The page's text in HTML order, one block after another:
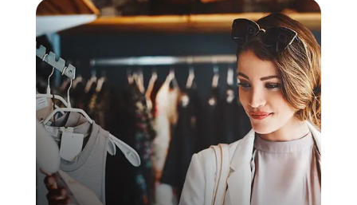
Állítson össze egy prémium lejátszási
listát butik zenei szolgáltatásunkkal. A
kiskereskedelmi üzletek, éttermek,
szállodák és más vendéglátóipari
létesítmények számára tervezett, kézzel
készített szolgáltatás mélyreható
márkamegjelenítést biztosít, miközben
zökkenőmentesen integrálódik meglévő
AV-rendszereibe.